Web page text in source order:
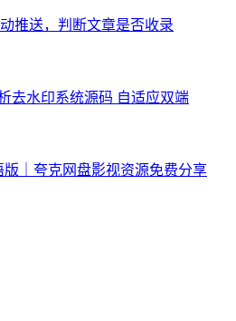
推送，判断文章是否收录
去水印系统源码 自适应双端
版｜夸克网盘影视资源免费分享